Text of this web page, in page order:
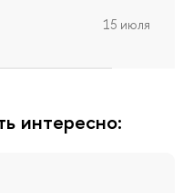
15 июля
интересно: